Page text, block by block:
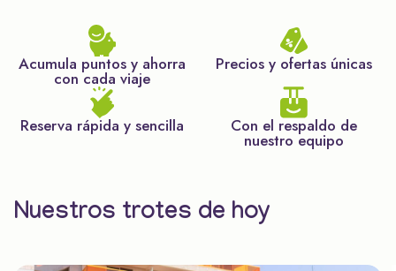
Acumula puntos y ahorra
con cada viaje
Precios y ofertas únicas
Reserva rápida y sencilla Con el respaldo de
nuestro equipo
Nuestros trotes de hoy